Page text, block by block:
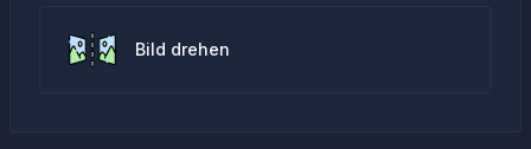
Bild drehen